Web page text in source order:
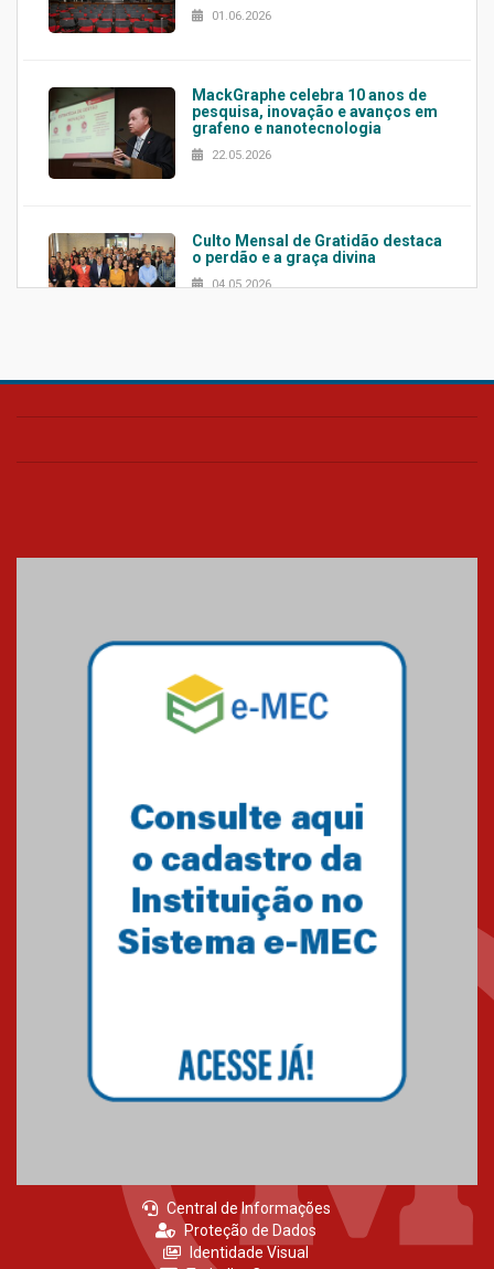
01.06.2026
MackGraphe celebra 10 anos de
pesquisa, inovação e avanços em
grafeno e nanotecnologia
22.05.2026
Culto Mensal de Gratidão destaca
o perdão e a graça divina
04.05.2026
Confira como foi o culto mensal
Mackenzie mobiliza campanha
solidária para apoiar famílias em
Minas Gerais
Primeiro culto do ano ressalta o
27.02.2026
Central de Informações
Proteção de Dados
Identidade Visual